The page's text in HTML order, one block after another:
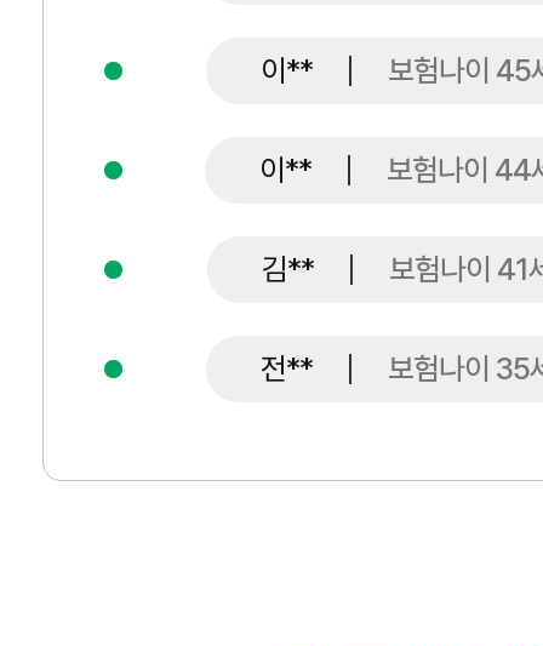
이** 보험나이 44
김** 보험나이 41
전** 보험나이 35
한** 보험나이 42